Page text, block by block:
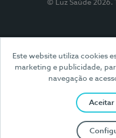
Este website utiliza cookies
marketing e publicidade,
navegação e
Aceitar
© Luz Saúde 2026.